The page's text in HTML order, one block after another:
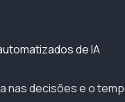
de IA
nas decisões e o